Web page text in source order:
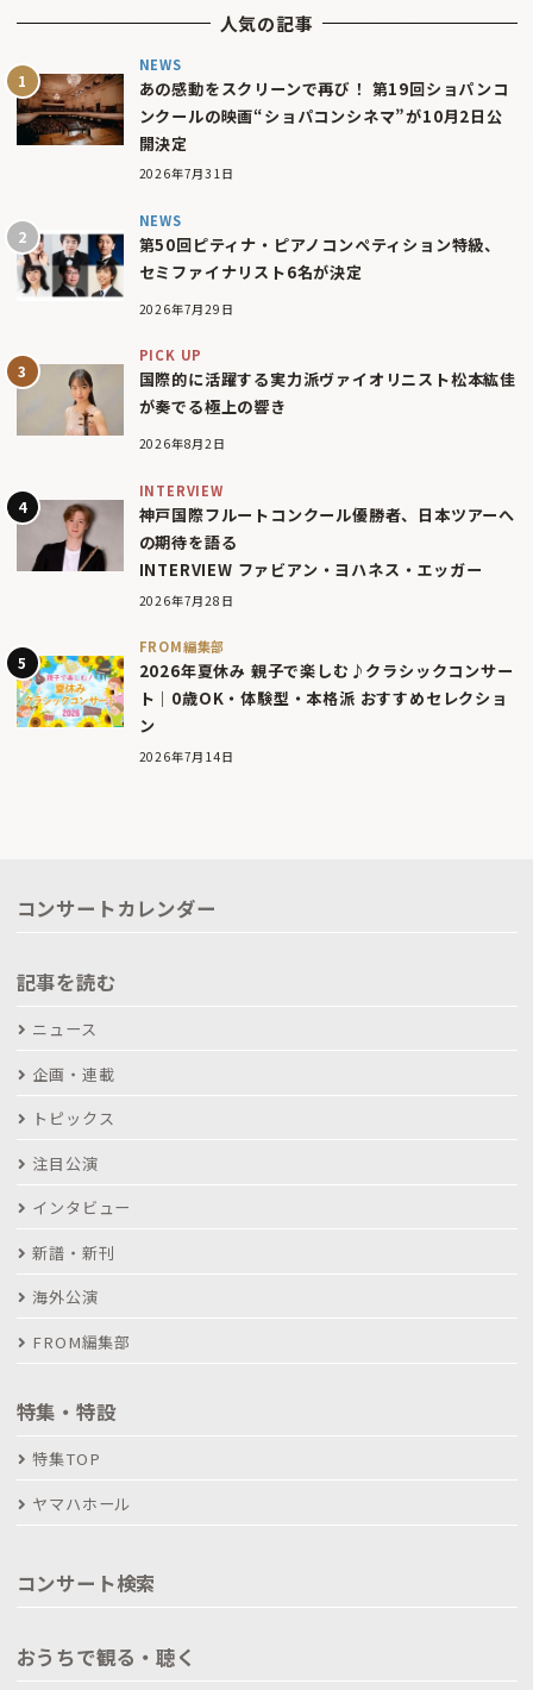
人気の記事
NEWS
あの感動をスクリーンで再び！ 第19回ショパンコ
ンクールの映画“ショパコンシネマ”が10月2日公
開決定
2026年7月31日
NEWS
第50回ピティナ・ピアノコンペティション特級、
セミファイナリスト6名が決定
2026年7月29日
PICK UP
国際的に活躍する実力派ヴァイオリニスト松本紘佳
が奏でる極上の響き
2026年8月2日
INTERVIEW
神戸国際フルートコンクール優勝者、日本ツアーへ
の期待を語る
INTERVIEW ファビアン・ヨハネス・エッガー
2026年7月28日
FROM編集部
2026年夏休み 親子で楽しむ♪クラシックコンサー
ト｜0歳OK・体験型・本格派 おすすめセレクショ
ン
2026年7月14日
コンサートカレンダー
記事を読む
ニュース
企画・連載
トピックス
注目公演
インタビュー
新譜・新刊
海外公演
FROM編集部
特集・特設
特集TOP
ヤマハホール
コンサート検索
おうちで観る・聴く